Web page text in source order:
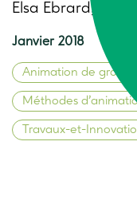
Elsa Ebrard, Trame
Janvier 2018
Animation de groupes
Méthodes
Travaux-et-